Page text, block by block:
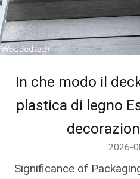
In che modo il
plastica di legno
2026-
Significance of